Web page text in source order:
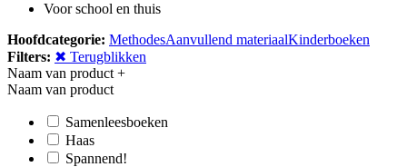
Voor school en thuis
Hoofdcategorie: MethodesAanvullend materiaalKinderboeken
Filters: ✖ Terugblikken
Naam van product +
Naam van product
Samenleesboeken
Haas
Spannend!